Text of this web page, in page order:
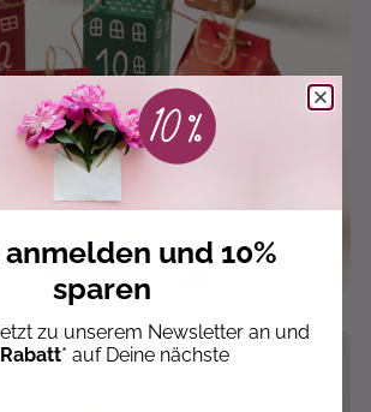
und 10%
sparen
zu unserem Newsletter an und
* auf Deine nächste